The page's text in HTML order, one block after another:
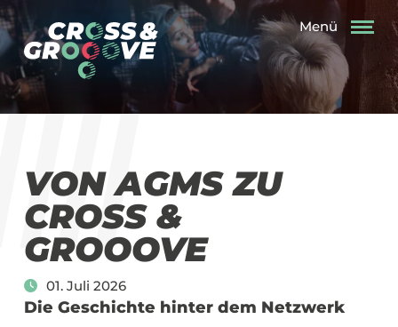
Menü
VON AGMS ZU
CROSS &
GROOOVE
01. Juli 2026
Die Geschichte hinter dem Netzwerk